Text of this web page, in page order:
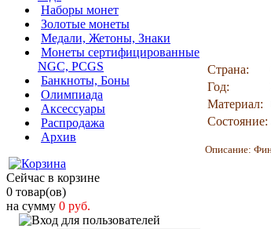
Наборы монет
Золотые монеты
Медали, Жетоны, Знаки
Монеты сертифицированные
NGC, PCGS
Банкноты, Боны
Олимпиада
Аксессуары
Распродажа
Архив
Сейчас в корзине
0 товар(ов)
на сумму 0 руб.
Страна:
Год:
Материал:
Состояние:
Описание: